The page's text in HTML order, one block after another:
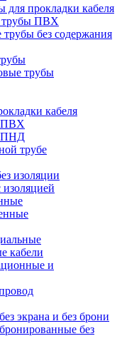
для прокладки кабеля
трубы ПВХ
без содержания
трубы
кабеля
ПВХ
ПНД
трубе
изоляции
кабели
и
экрана и без брони
без